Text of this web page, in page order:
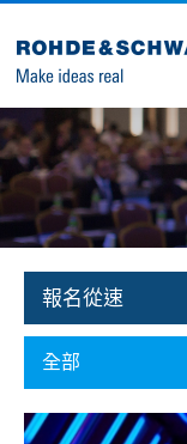
Activities
Contact Us
Member
Calendar
Member Login
報名從速
全部